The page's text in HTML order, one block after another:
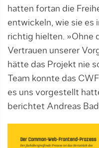
hatten fort­an die
entwickeln, wie sie es
richtig hielten. »Ohne
Vertrauen unserer
hätte das Projekt nie
Team konnte das
es uns vorgestellt
berichtet Andreas